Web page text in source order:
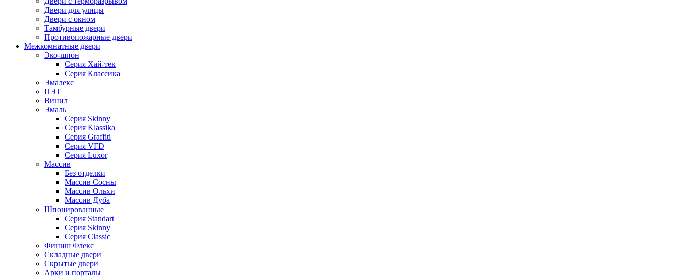
Двери для улицы
Двери с окном
Тамбурные двери
Противопожарные двери
Межкомнатные двери
Эко-шпон
Серия Хай-тек
Серия Классика
Эмалекс
ПЭТ
Винил
Эмаль
Серия Skinny
Серия Klassika
Серия Graffiti
Серия VFD
Серия Luxor
Массив
Без отделки
Массив Сосны
Массив Ольхи
Массив Дуба
Шпонированные
Серия Standart
Серия Skinny
Серия Classic
Финиш Флекс
Складные двери
Скрытые двери
Арки и порталы